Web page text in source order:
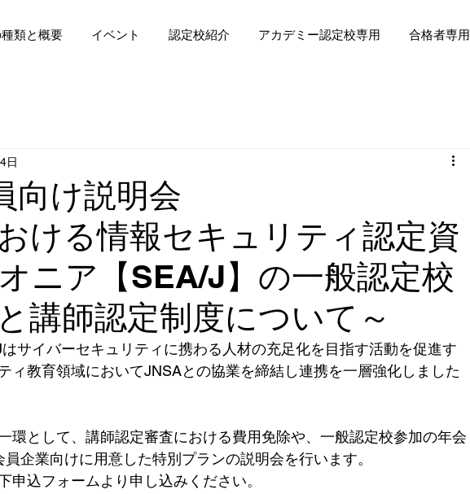
類と概要 イベント 認定校紹介 アカデミー認定校専用 合格者専用
会員向け説明会
ける情報セキュリティ認定資
ニア【SEA/J】の一般認定校
講師認定制度について～
日
サイバーセキュリティに携わる人材の充足化を目指す活動を促進す
ィ教育領域においてJNSAとの協業を締結し連携を一層強化しました
環として、講師認定審査における費用免除や、一般認定校参加の年会
企業向けに用意した特別プランの説明会を行います。
申込フォームより申し込みください。